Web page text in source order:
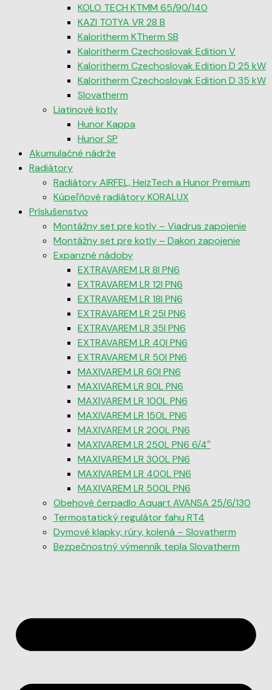
KOLO TECH KTMM 65/90/140
KAZI TOTYA VR 28 B
Kaloritherm KTherm SB
Kaloritherm Czechoslovak Edition V
Kaloritherm Czechoslovak Edition D 25 kW
Kaloritherm Czechoslovak Edition D 35 kW
Slovatherm
Liatinové kotly
Hunor Kappa
Hunor SP
Akumulačné nádrže
Radiátory
Radiátory AIRFEL, HeizTech a Hunor Premium
Kúpeľňové radiátory KORALUX
Príslušenstvo
Montážny set pre kotly – Viadrus zapojenie
Montážny set pre kotly – Dakon zapojenie
Expanzné nádoby
EXTRAVAREM LR 8l PN6
EXTRAVAREM LR 12l PN6
EXTRAVAREM LR 18l PN6
EXTRAVAREM LR 25l PN6
EXTRAVAREM LR 35l PN6
EXTRAVAREM LR 40l PN6
EXTRAVAREM LR 50l PN6
MAXIVAREM LR 60l PN6
MAXIVAREM LR 80L PN6
MAXIVAREM LR 100L PN6
MAXIVAREM LR 150L PN6
MAXIVAREM LR 200L PN6
MAXIVAREM LR 250L PN6 6/4″
MAXIVAREM LR 300L PN6
MAXIVAREM LR 400L PN6
MAXIVAREM LR 500L PN6
Obehové čerpadlo Aquart AVANSA 25/6/130
Termostatický regulátor ťahu RT4
Dymové klapky, rúry, kolená – Slovatherm
Bezpečnostný výmenník tepla Slovatherm